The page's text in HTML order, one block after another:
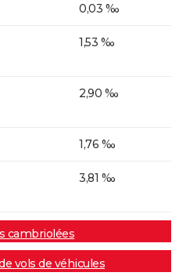
0,03 ‰
1,53 ‰
2,90 ‰
1,76 ‰
3,81 ‰
cambriolées
vols de véhicules